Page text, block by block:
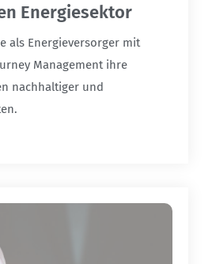
Energiesektor
als Energieversorger mit
Management ihre
nachhaltiger und